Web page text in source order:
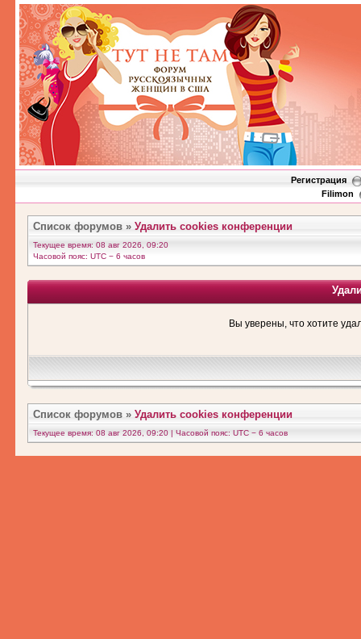
Регистрация
Filimon
Список форумов » Удалить cookies конференции
Текущее время: 08 авг 2026, 09:20
Часовой пояс: UTC − 6 часов
Вы уверены, что хотите
Список форумов » Удалить cookies конференции
Текущее время: 08 авг 2026, 09:20 | Часовой пояс: UTC − 6 часов